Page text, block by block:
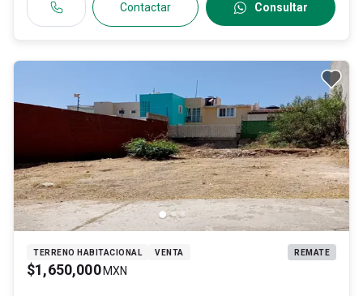
Contactar Consultar
TERRENO HABITACIONAL VENTA REMATE
$1,650,000 MXN